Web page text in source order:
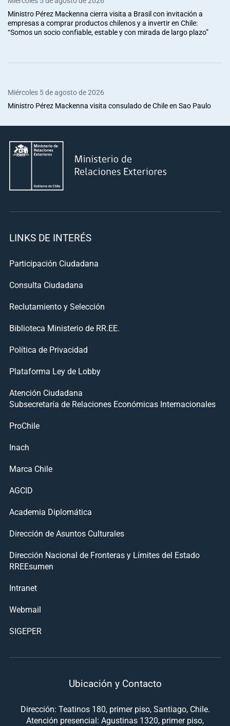
Ministro Pérez Mackenna cierra visita a Brasil con invitación a
empresas a comprar productos chilenos y a invertir en Chile:
“Somos un socio confiable, estable y con mirada de largo plazo”
Miércoles 5 de agosto de 2026
Ministro Pérez Mackenna visita consulado de Chile en Sao Paulo
LINKS DE INTERÉS
Participación Ciudadana
Consulta Ciudadana
Reclutamiento y Selección
Biblioteca Ministerio de RR.EE.
Política de Privacidad
Plataforma Ley de Lobby
Atención Ciudadana
Subsecretaría de Relaciones Económicas Internacionales
ProChile
Inach
Marca Chile
AGCID
Academia Diplomática
Dirección de Asuntos Culturales
Dirección Nacional de Fronteras y Límites del Estado
RREEsumen
Intranet
Webmail
SIGEPER
Ubicación y Contacto
Dirección: Teatinos 180, primer piso, Santiago, Chile.
Atención presencial: Agustinas 1320, primer piso,